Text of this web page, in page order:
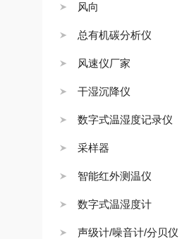
风向
总有机碳分析仪
风速仪厂家
干湿沉降仪
数字式温湿度记录仪
采样器
智能红外测温仪
数字式温湿度计
声级计/噪音计/分贝仪